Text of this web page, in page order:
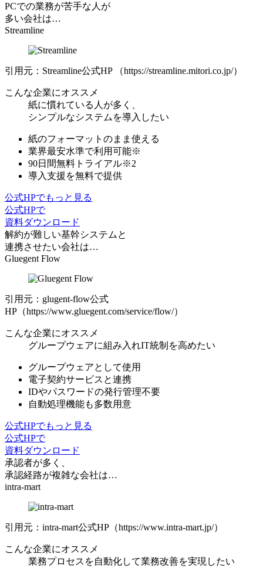
PCでの業務が苦手な人が
多い会社は…
Streamline
引用元：Streamline公式HP （https://streamline.mitori.co.jp/）
こんな企業にオススメ
紙に慣れている人が多く、
シンプルなシステムを導入したい
紙のフォーマットのまま使える
業界最安⽔準で利⽤可能※
90日間無料トライアル※2
導入支援を無料で提供
公式HPでもっと見る
公式HPで
資料ダウンロード
解約が難しい基幹システムと
連携させたい会社は…
Gluegent Flow
引用元：glugent-flow公式
HP（https://www.gluegent.com/service/flow/）
こんな企業にオススメ
グループウェアに組み入れIT統制を高めたい
グループウェアとして使用
電子契約サービスと連携
IDやパスワードの発行管理不要
自動処理機能も多数用意
公式HPでもっと見る
公式HPで
資料ダウンロード
承認者が多く、
承認経路が複雑な会社は…
intra-mart
引用元：intra-mart公式HP（https://www.intra-mart.jp/）
こんな企業にオススメ
業務プロセスを自動化して業務改善を実現したい